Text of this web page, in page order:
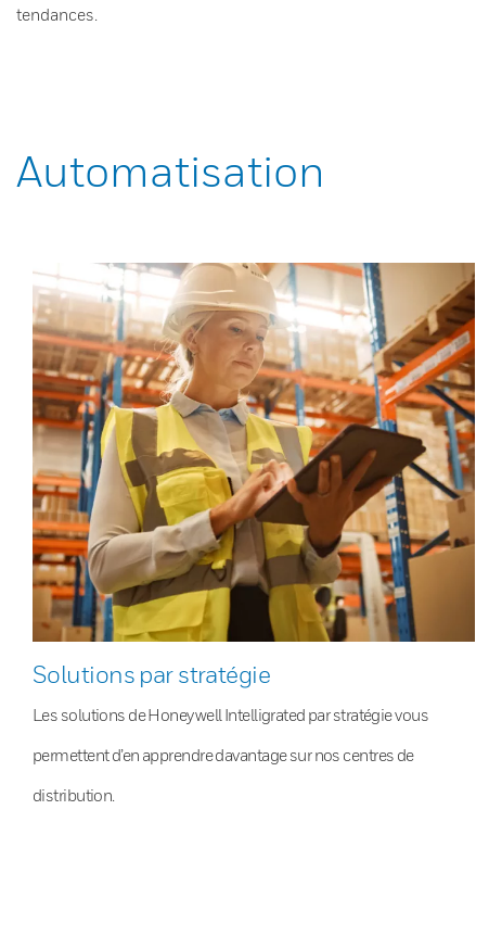
tendances.
Automatisation
Solutions par stratégie
Les solutions de Honeywell Intelligrated par stratégie vous
permettent d’en apprendre davantage sur nos centres de
distribution.